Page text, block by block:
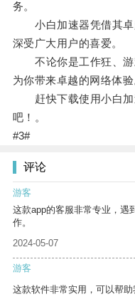
务。
小白加速器凭借其卓
深受广大用户的喜爱。
不论你是工作狂、游
为你带来卓越的网络体验
赶快下载使用小白加
吧！。
#3#
评论
游客
这款app的客服非常专业，遇
作。
2024-05-07
游客
这款软件非常实用，可以帮助